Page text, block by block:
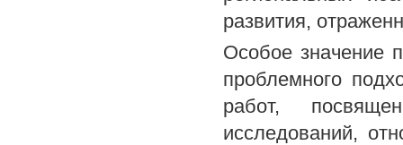
развития,
Особое значение
проблемного
работ,
исследований,